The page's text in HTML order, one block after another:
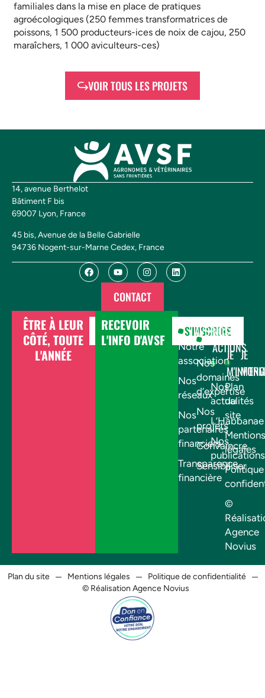
familiales dans la mise en place de pratiques
agroécologiques (250 femmes transformatrices de
poissons, 1 500 producteurs-ices de noix de cajou, 250
maraîchers, 1 000 aviculteurs-ces)
VOIR TOUS LES PROJETS
14, avenue Berthelot
Bâtiment F bis
69007 Lyon, France
45 bis, Avenue de la Belle Gabrielle
94736 Nogent-sur-Marne Cedex, France
CONTACT
ÊTRE À LEUR
CÔTÉ, TOUTE
L'ANNÉE
DONNER
RECEVOIR
L'INFO D'AVSF
S'INSCRIRE
AVSF
Notre
association
Nos
réseaux
Nos
partenaires
financiers
Transparence
financière
NOS
ACTIONS
Nos
domaines
d’expertise
Nos
projets
Convaincre
Sensibiliser
JE
Nos
actualités
L’Habbanae
Nos
publications
JE
Plan
du
site
Mentions
légales
©
Agence
Novius
Plan du site Mentions légales
Politique de confidentialité
© Réalisation Agence Novius